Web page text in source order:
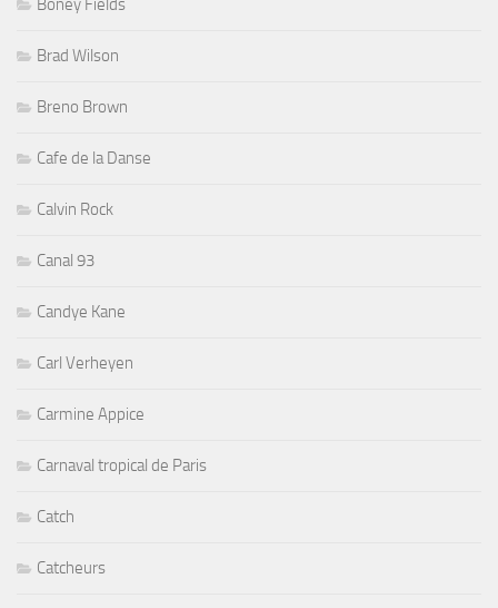
Boney Fields
Brad Wilson
Breno Brown
Cafe de la Danse
Calvin Rock
Canal 93
Candye Kane
Carl Verheyen
Carmine Appice
Carnaval tropical de Paris
Catch
Catcheurs